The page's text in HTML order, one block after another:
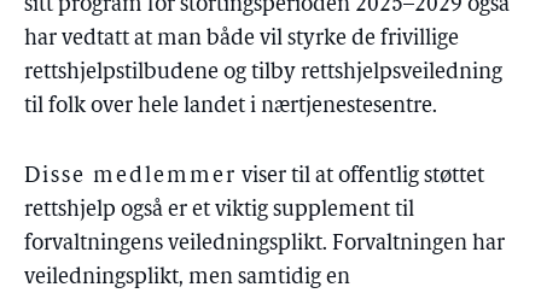
sitt program for stortingsperioden 2025–2029 også
har vedtatt at man både vil styrke de frivillige
rettshjelpstilbudene og tilby rettshjelpsveiledning
til folk over hele landet i nærtjenestesentre.
Disse medlemmer viser til at offentlig støttet
rettshjelp også er et viktig supplement til
forvaltningens veiledningsplikt. Forvaltningen har
veiledningsplikt, men samtidig en